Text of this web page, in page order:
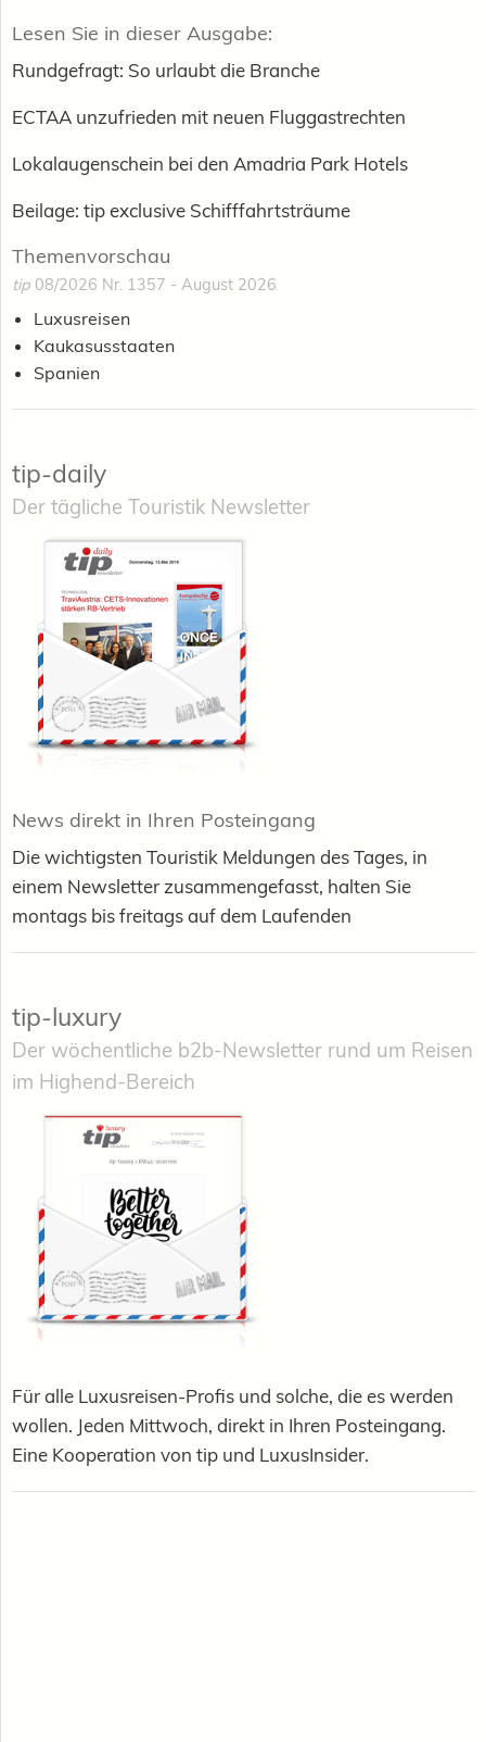
Lesen Sie in dieser Ausgabe:
Rundgefragt: So urlaubt die Branche
ECTAA unzufrieden mit neuen Fluggastrechten
Lokalaugenschein bei den Amadria Park Hotels
Beilage: tip exclusive Schifffahrtsträume
Themenvorschau
tip 08/2026 Nr. 1357 - August 2026
Luxusreisen
Kaukasusstaaten
Spanien
tip-daily
Der tägliche Touristik Newsletter
News direkt in Ihren Posteingang
Die wichtigsten Touristik Meldungen des Tages, in
einem Newsletter zusammengefasst, halten Sie
montags bis freitags auf dem Laufenden
tip-luxury
Der wöchentliche b2b-Newsletter rund um Reisen
im Highend-Bereich
Für alle Luxusreisen-Profis und solche, die es werden
wollen. Jeden Mittwoch, direkt in Ihren Posteingang.
Eine Kooperation von tip und LuxusInsider.